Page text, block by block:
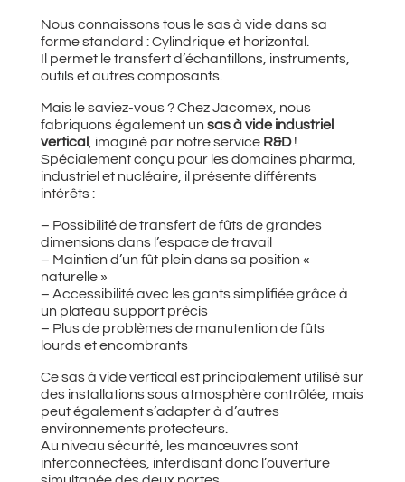
Nous connaissons tous le sas à vide dans sa
forme standard : Cylindrique et horizontal.
Il permet le transfert d’échantillons, instruments,
outils et autres composants.
Mais le saviez-vous ? Chez Jacomex, nous
fabriquons également un sas à vide industriel
vertical
, imaginé par notre serviceR&D!
Spécialement conçu pour les domaines pharma,
industriel et nucléaire, il présente différents
intérêts :
– Possibilité de transfert de fûts de grandes
dimensions dans l’espace de travail
– Maintien d’un fût plein dans sa position «
naturelle »
– Accessibilité avec les gants simplifiée grâce à
un plateau support précis
– Plus de problèmes de manutention de fûts
lourds et encombrants
Ce sas à vide vertical est principalement utilisé sur
des installations sous atmosphère contrôlée, mais
peut également s’adapter à d’autres
environnements protecteurs.
Au niveau sécurité, les manœuvres sont
interconnectées, interdisant donc l’ouverture